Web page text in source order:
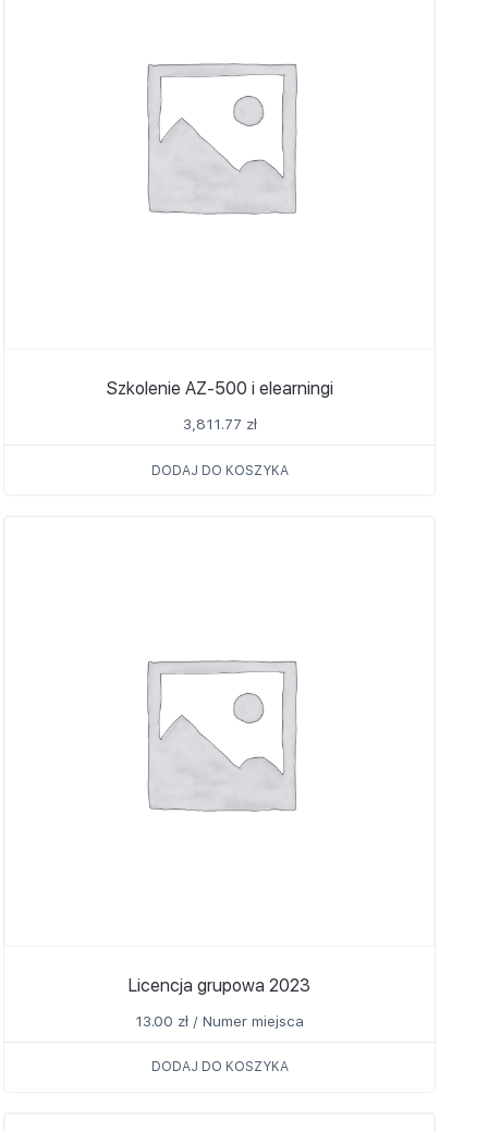
Szkolenie AZ-500 i elearningi
3,811.77 zł
DODAJ DO KOSZYKA
Licencja grupowa 2023
13.00 zł / Numer miejsca
DODAJ DO KOSZYKA